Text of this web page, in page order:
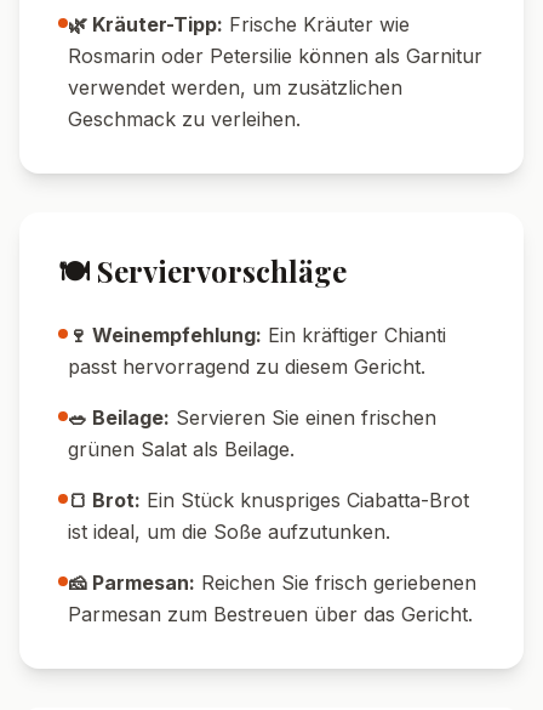
🌿 Kräuter-Tipp: Frische Kräuter wie
Rosmarin oder Petersilie können als Garnitur
verwendet werden, um zusätzlichen
Geschmack zu verleihen.
🍽️ Serviervorschläge
🍷 Weinempfehlung: Ein kräftiger Chianti
passt hervorragend zu diesem Gericht.
🥗 Beilage: Servieren Sie einen frischen
grünen Salat als Beilage.
🍞 Brot: Ein Stück knuspriges Ciabatta-Brot
ist ideal, um die Soße aufzutunken.
🧀 Parmesan: Reichen Sie frisch geriebenen
Parmesan zum Bestreuen über das Gericht.